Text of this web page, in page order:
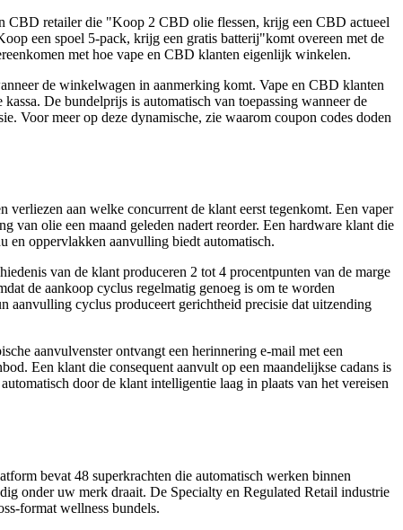
CBD retailer die "Koop 2 CBD olie flessen, krijg een CBD actueel
een spoel 5-pack, krijg een gratis batterij"komt overeen met de
met hoe vape en CBD klanten eigenlijk winkelen.
de winkelwagen in aanmerking komt. Vape en CBD klanten
De bundelprijs is automatisch van toepassing wanneer de
Voor meer op deze dynamische, zie waarom coupon codes doden
aan welke concurrent de klant eerst tegenkomt. Een vaper
olie een maand geleden nadert reorder. Een hardware klant die
en oppervlakken aanvulling biedt automatisch.
van de klant produceren 2 tot 4 procentpunten van de marge
de aankoop cyclus regelmatig genoeg is om te worden
aanvulling cyclus produceert gerichtheid precisie dat uitzending
aanvulvenster ontvangt een herinnering e-mail met een
Een klant die consequent aanvult op een maandelijkse cadans is
door de klant intelligentie laag in plaats van het vereisen
bevat 48 superkrachten die automatisch werken binnen
onder uw merk draait. De Specialty en Regulated Retail industrie
format wellness bundels.